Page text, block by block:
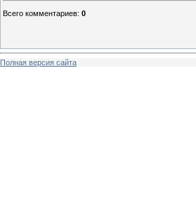
Всего комментариев: 0
Полная версия сайта